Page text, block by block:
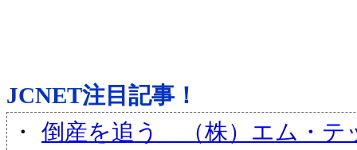
JCNET注目記事！
・ 倒産を追う （株）エム・テ